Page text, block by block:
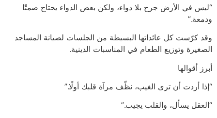
“ليس في الأرض جرح بلا دواء، ولكن بعض الدواء يحتاج صمتًا
ودمعة.”
وقد كرّست كل عائداتها البسيطة من الجلسات لصيانة المساجد
الصغيرة وتوزيع الطعام في المناسبات الدينية.
أبرز أقوالها
“إذا أردت أن ترى الغيب، نظّف مرآة قلبك أولًا.”
“العقل يسأل، والقلب يجيب.”